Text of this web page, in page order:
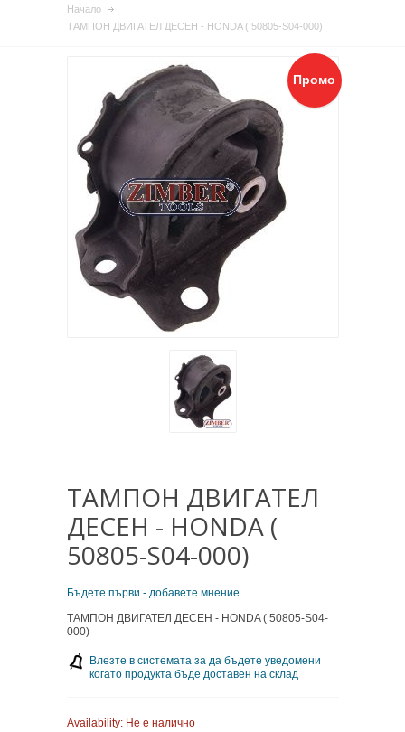
Начало
ТАМПОН ДВИГАТЕЛ ДЕСЕН - HONDA ( 50805-S04-000)
Промо
ТАМПОН ДВИГАТЕЛ
ДЕСЕН - HONDA (
50805-S04-000)
Бъдете първи - добавете мнение
ТАМПОН ДВИГАТЕЛ ДЕСЕН - HONDA ( 50805-S04-
000)
Влезте в системата за да бъдете уведомени
когато продукта бъде доставен на склад
Availability: Не е налично